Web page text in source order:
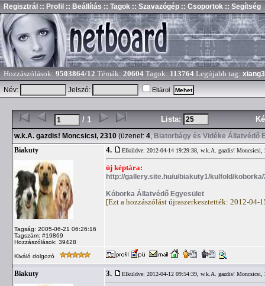
Regisztrál :: Profil :: Beállítás :: Tagok :: Szavazógép :: Csoportok :: Segítség
Hozzászólások: 9503864/12 Témák: 20604 Tagok: 113764 Legújabb tag:
Név:
Jelszó: Eltárol
/ 1 Lista:
w.k.A. gazdis! Moncsicsi, 2310 (üzenet: 4, Biatorbágy és Vidéke Állatvédő
Biakuty
Tagság: 2005-06-21 06:26:16
Tagszám: #19869
Hozzászólások: 39428
4. Elküldve: 2012-04-14 19:29:38, w.k.A. gazdis! Moncsicsi,
új képtára:
http://gallery.site.hu/u/biakuty1/kulfold/
Kóborka Állatvédő Egyesület
[Ezt a hozzászólást újraszerkesztették: 2012-04-
Kiváló dolgozó
Biakuty 3. Elküldve: 2012-04-12 09:54:39, w.k.A. gazdis! Moncsicsi,